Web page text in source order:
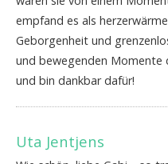
empfand es als
Geborgenheit und
und bewegenden Momente
und bin dankbar dafür!
Uta Jentjens